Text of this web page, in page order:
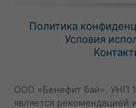
Политика
Условия
ООО «Бенефит бай», УНП
является рекомендацией